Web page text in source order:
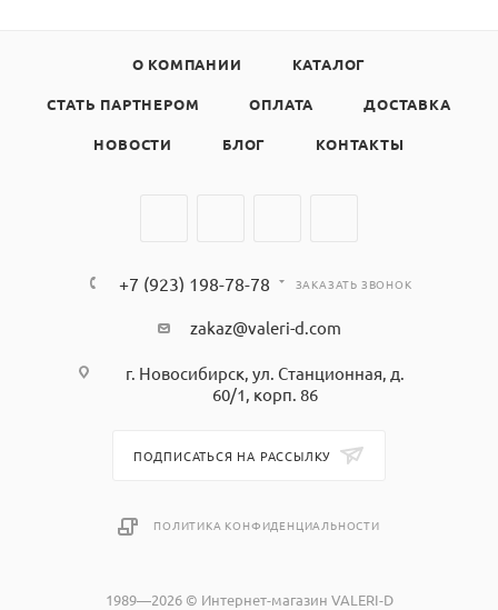
О КОМПАНИИ КАТАЛОГ
СТАТЬ ПАРТНЕРОМ ОПЛАТА ДОСТАВКА
НОВОСТИ БЛОГ КОНТАКТЫ
+7 (923) 198-78-78 ЗАКАЗАТЬ ЗВОНОК
zakaz@valeri-d.com
г. Новосибирск, ул. Станционная, д.
60/1, корп. 86
ПОДПИСАТЬСЯ НА РАССЫЛКУ
ПОЛИТИКА КОНФИДЕНЦИАЛЬНОСТИ
1989—2026 © Интернет-магазин VALERI-D